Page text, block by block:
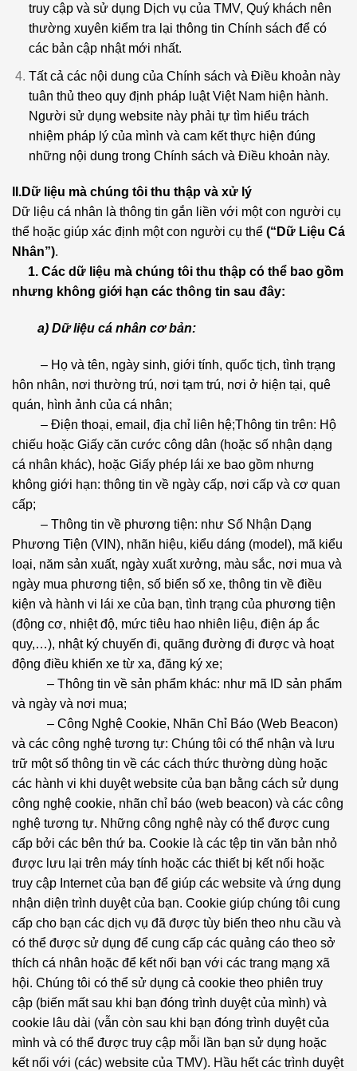
truy cập và sử dụng Dịch vụ của TMV, Quý khách nên
thường xuyên kiểm tra lại thông tin Chính sách để có
các bản cập nhật mới nhất.
Tất cả các nội dung của Chính sách và Điều khoản này
tuân thủ theo quy định pháp luật Việt Nam hiện hành.
Người sử dụng website này phải tự tìm hiểu trách
nhiệm pháp lý của mình và cam kết thực hiện đúng
những nội dung trong Chính sách và Điều khoản này.
II.Dữ liệu mà chúng tôi thu thập và xử lý
Dữ liệu cá nhân là thông tin gắn liền với một con người cụ
thể hoặc giúp xác định một con người cụ thể (“Dữ Liệu Cá
Nhân”).
1. Các dữ liệu mà chúng tôi thu thập có thể bao gồm
nhưng không giới hạn các thông tin sau đây:
a) Dữ liệu cá nhân cơ bản:
– Họ và tên, ngày sinh, giới tính, quốc tịch, tình trạng
hôn nhân, nơi thường trú, nơi tạm trú, nơi ở hiện tại, quê
quán, hình ảnh của cá nhân;
– Điện thoại, email, địa chỉ liên hệ;Thông tin trên: Hộ
chiếu hoặc Giấy căn cước công dân (hoặc số nhận dạng
cá nhân khác), hoặc Giấy phép lái xe bao gồm nhưng
không giới hạn: thông tin về ngày cấp, nơi cấp và cơ quan
cấp;
– Thông tin về phương tiện: như Số Nhận Dạng
Phương Tiện (VIN), nhãn hiệu, kiểu dáng (model), mã kiểu
loại, năm sản xuất, ngày xuất xưởng, màu sắc, nơi mua và
ngày mua phương tiện, số biển số xe, thông tin về điều
kiện và hành vi lái xe của bạn, tình trạng của phương tiện
(động cơ, nhiệt độ, mức tiêu hao nhiên liệu, điện áp ắc
quy,…), nhật ký chuyến đi, quãng đường đi được và hoạt
động điều khiển xe từ xa, đăng ký xe;
– Thông tin về sản phẩm khác: như mã ID sản phẩm
và ngày và nơi mua;
– Công Nghệ Cookie, Nhãn Chỉ Báo (Web Beacon)
và các công nghệ tương tự: Chúng tôi có thể nhận và lưu
trữ một số thông tin về các cách thức thường dùng hoặc
các hành vi khi duyệt website của bạn bằng cách sử dụng
công nghệ cookie, nhãn chỉ báo (web beacon) và các công
nghệ tương tự. Những công nghệ này có thể được cung
cấp bởi các bên thứ ba. Cookie là các tệp tin văn bản nhỏ
được lưu lại trên máy tính hoặc các thiết bị kết nối hoặc
truy cập Internet của bạn để giúp các website và ứng dụng
nhận diện trình duyệt của bạn. Cookie giúp chúng tôi cung
cấp cho bạn các dịch vụ đã được tùy biến theo nhu cầu và
có thể được sử dụng để cung cấp các quảng cáo theo sở
thích cá nhân hoặc để kết nối bạn với các trang mạng xã
hội. Chúng tôi có thể sử dụng cả cookie theo phiên truy
cập (biến mất sau khi bạn đóng trình duyệt của mình) và
cookie lâu dài (vẫn còn sau khi bạn đóng trình duyệt của
mình và có thể được truy cập mỗi lần bạn sử dụng hoặc
kết nối với (các) website của TMV). Hầu hết các trình duyệt